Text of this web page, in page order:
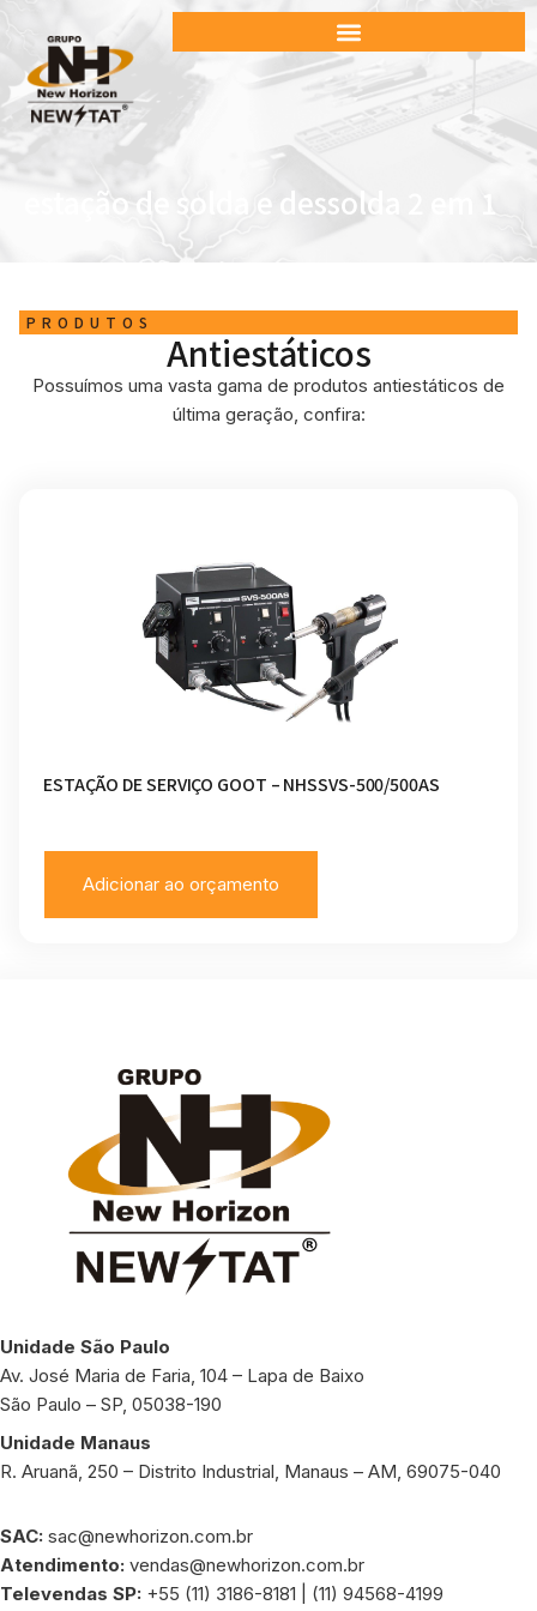
estação de solda e dessolda 2 em 1
PRODUTOS
Antiestáticos
Possuímos uma vasta gama de produtos antiestáticos de
última geração, confira:
ESTAÇÃO DE SERVIÇO GOOT – NHSSVS-500/500AS
Adicionar ao orçamento
Unidade São Paulo
Av. José Maria de Faria, 104 – Lapa de Baixo
São Paulo – SP, 05038-190
Unidade Manaus
R. Aruanã, 250 – Distrito Industrial, Manaus – AM, 69075-040
SAC: sac@newhorizon.com.br
Atendimento: vendas@newhorizon.com.br
Televendas SP: +55 (11) 3186-8181 | (11) 94568-4199